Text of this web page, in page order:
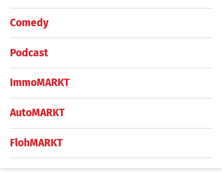
Comedy
Podcast
ImmoMARKT
AutoMARKT
FlohMARKT